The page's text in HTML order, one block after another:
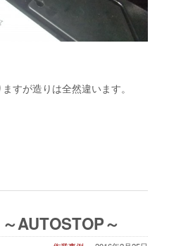
すが造りは全然違います。
AUTOSTOP～